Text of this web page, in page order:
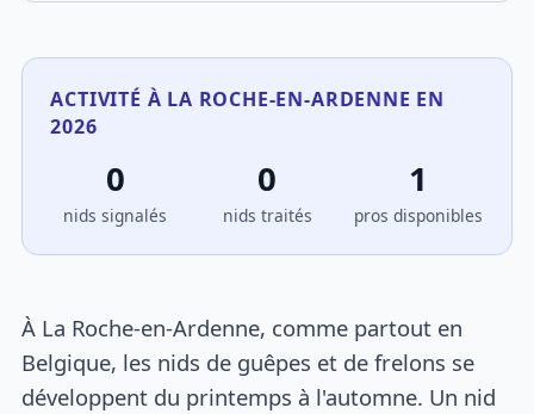
ACTIVITÉ À LA ROCHE-EN-ARDENNE EN
2026
0
nids signalés
0
nids traités
1
pros disponibles
À La Roche-en-Ardenne, comme partout en
Belgique, les nids de guêpes et de frelons se
développent du printemps à l'automne. Un nid